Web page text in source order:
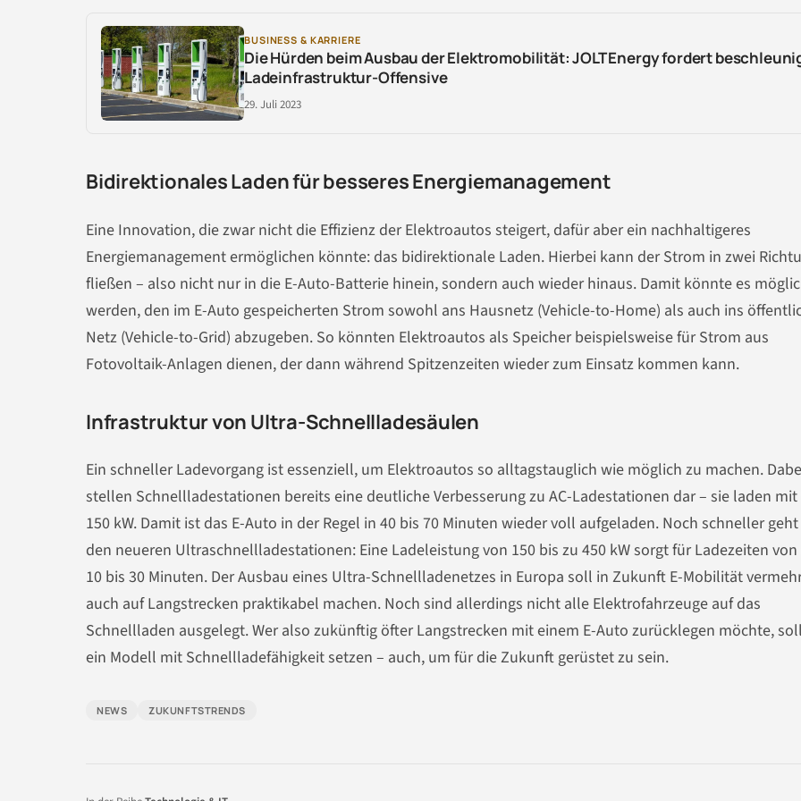
BUSINESS & KARRIERE
Die Hürden beim Ausbau der Elektromobilität: JOLT Energy fordert
Ladeinfrastruktur-Offensive
29. Juli 2023
Bidirektionales Laden für besseres Energiemanagement
Eine Innovation, die zwar nicht die Effizienz der Elektroautos steigert, dafür aber ein nachhaltigeres
Energiemanagement ermöglichen könnte: das bidirektionale Laden. Hierbei kann der Strom in zwei
fließen – also nicht nur in die E-Auto-Batterie hinein, sondern auch wieder hinaus. Damit könnte es
werden, den im E-Auto gespeicherten Strom sowohl ans Hausnetz (Vehicle-to-Home) als auch ins
Netz (Vehicle-to-Grid) abzugeben. So könnten Elektroautos als Speicher beispielsweise für Strom aus
Fotovoltaik-Anlagen dienen, der dann während Spitzenzeiten wieder zum Einsatz kommen kann.
Infrastruktur von Ultra-Schnellladesäulen
Ein schneller Ladevorgang ist essenziell, um Elektroautos so alltagstauglich wie möglich zu machen.
stellen Schnellladestationen bereits eine deutliche Verbesserung zu AC-Ladestationen dar – sie laden mit
150 kW. Damit ist das E-Auto in der Regel in 40 bis 70 Minuten wieder voll aufgeladen. Noch schneller
den neueren Ultraschnellladestationen: Eine Ladeleistung von 150 bis zu 450 kW sorgt für Ladezeiten
10 bis 30 Minuten. Der Ausbau eines Ultra-Schnellladenetzes in Europa soll in Zukunft E-Mobilität
auch auf Langstrecken praktikabel machen. Noch sind allerdings nicht alle Elektrofahrzeuge auf das
Schnellladen ausgelegt. Wer also zukünftig öfter Langstrecken mit einem E-Auto zurücklegen möchte,
ein Modell mit Schnellladefähigkeit setzen – auch, um für die Zukunft gerüstet zu sein.
NEWS ZUKUNFTSTRENDS